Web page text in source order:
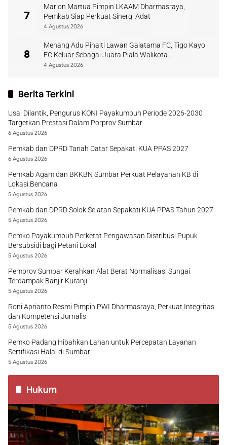
7
Marlon Martua Pimpin LKAAM Dharmasraya,
Pemkab Siap Perkuat Sinergi Adat
4 Agustus 2026
8
Menang Adu Pinalti Lawan Galatama FC, Tigo Kayo
FC Keluar Sebagai Juara Piala Walikota
Payakumbuh
4 Agustus 2026
Berita Terkini
Usai Dilantik, Pengurus KONI Payakumbuh Periode 2026-2030
Targetkan Prestasi Dalam Porprov Sumbar
6 Agustus 2026
Pemkab dan DPRD Tanah Datar Sepakati KUA PPAS 2027
6 Agustus 2026
Pemkab Agam dan BKKBN Sumbar Perkuat Pelayanan KB di
Lokasi Bencana
5 Agustus 2026
Pemkab dan DPRD Solok Selatan Sepakati KUA PPAS Tahun 2027
5 Agustus 2026
Pemko Payakumbuh Perketat Pengawasan Distribusi Pupuk
Bersubsidi bagi Petani Lokal
5 Agustus 2026
Pemprov Sumbar Kerahkan Alat Berat Normalisasi Sungai
Terdampak Banjir Kuranji
5 Agustus 2026
Roni Aprianto Resmi Pimpin PWI Dharmasraya, Perkuat Integritas
dan Kompetensi Jurnalis
5 Agustus 2026
Pemko Padang Hibahkan Lahan untuk Percepatan Layanan
Sertifikasi Halal di Sumbar
5 Agustus 2026
Hukum